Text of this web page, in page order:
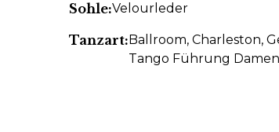
Sohle:Velourleder
Tanzart:Ballroom, Charleston,
Tango Führung Damen